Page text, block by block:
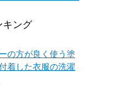
キング
の方が良く使う塗
着した衣服の洗濯